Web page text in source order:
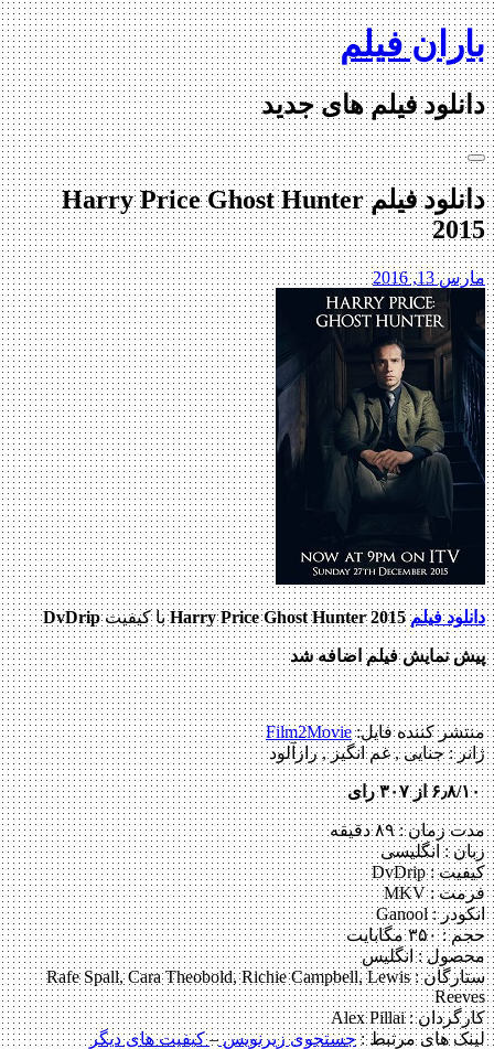
Skip
to
content
باران فیلم
دانلود فیلم های جدید
دانلود فیلم Harry Price Ghost Hunter
2015
مارس 13, 2016
دانلود فیلم Harry Price Ghost Hunter 2015با کیفیتDvDrip
پیش نمایش فیلم اضافه شد
منتشر کننده فایل:Film2Movie
ژانر : جنایی , غم انگیز , رازآلود
۶٫۸/۱۰ از ۳۰۷ رای
مدت زمان : ۸۹ دقیقه
زبان : انگلیسی
کیفیت : DvDrip
فرمت : MKV
انکودر : Ganool
حجم : ۳۵۰ مگابایت
محصول : انگلیس
ستارگان :Rafe Spall, Cara Theobold, Richie Campbell, Lewis
Reeves
کارگردان :Alex Pillai
لینک های مرتبط : جستجوی زیرنویس –کیفیت های دیگر